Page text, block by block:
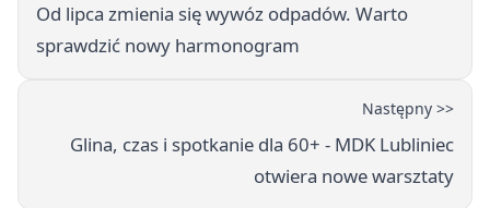
Od lipca zmienia się wywóz odpadów. Warto
sprawdzić nowy harmonogram
Następny >>
Glina, czas i spotkanie dla 60+ - MDK Lubliniec
otwiera nowe warsztaty